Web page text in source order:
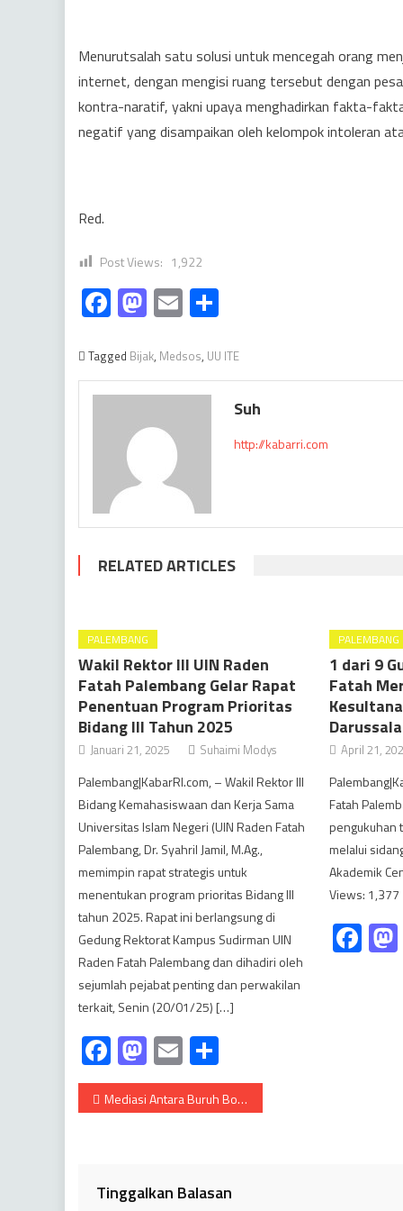
Menurutsalah satu solusi untuk mencegah orang
internet, dengan mengisi ruang tersebut dengan
kontra-naratif, yakni upaya menghadirkan fakta-
negatif yang disampaikan oleh kelompok intoleran
Red.
Post Views: 1,922
Facebook
Mastodon
Email
Tagged Bijak, Medsos, UU ITE
Suh
http://kabarri.com
RELATED ARTICLES
PALEMBANG
Wakil Rektor III UIN Raden
Fatah Palembang Gelar Rapat
Penentuan Program Prioritas
Bidang III Tahun 2025
Januari 21, 2025 Suhaimi Modys
Palembang|KabarRI.com, – Wakil Rektor III
Bidang Kemahasiswaan dan Kerja Sama
Universitas Islam Negeri (UIN Raden Fatah
Palembang, Dr. Syahril Jamil, M.Ag.,
memimpin rapat strategis untuk
menentukan program prioritas Bidang III
tahun 2025. Rapat ini berlangsung di
Gedung Rektorat Kampus Sudirman UIN
Raden Fatah Palembang dan dihadiri oleh
sejumlah pejabat penting dan perwakilan
terkait, Senin (20/01/25) […]
Facebook
Mastodon
Email
PALEMBANG
1 dari 9
Fatah
April 21,
Fatah
pengukuhan
melalui
Akademik
Views: 1,377
Navigasi
Mediasi Antara Buruh Borongan dan PT. CLS Tak Temui Titik Terang.
Tinggalkan Balasan